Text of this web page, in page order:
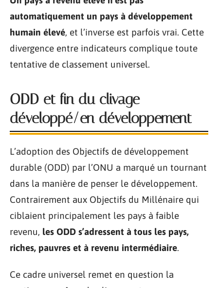
automatiquement un pays à développement
humain élevé, et l’inverse est parfois vrai. Cette
divergence entre indicateurs complique toute
tentative de classement universel.
ODD et fin du clivage
développé/en développement
L’adoption des Objectifs de développement
durable (ODD) par l’ONU a marqué un tournant
dans la manière de penser le développement.
Contrairement aux Objectifs du Millénaire qui
ciblaient principalement les pays à faible
revenu, les ODD s’adressent à tous les pays,
riches, pauvres et à revenu intermédiaire.
Ce cadre universel remet en question la